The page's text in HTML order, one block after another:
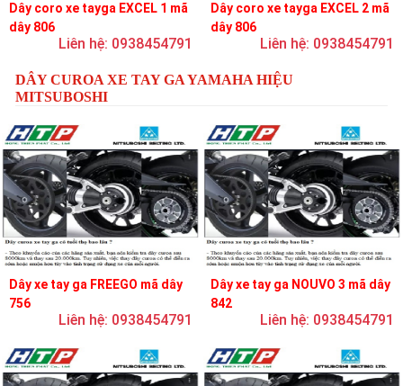
Dây coro xe tayga EXCEL 1 mã
dây 806
Liên hệ: 0938454791
Dây coro xe tayga EXCEL 2 mã
dây 806
Liên hệ: 0938454791
DÂY CUROA XE TAY GA YAMAHA HIỆU
MITSUBOSHI
Dây xe tay ga FREEGO mã dây
756
Liên hệ: 0938454791
Dây xe tay ga NOUVO 3 mã dây
842
Liên hệ: 0938454791